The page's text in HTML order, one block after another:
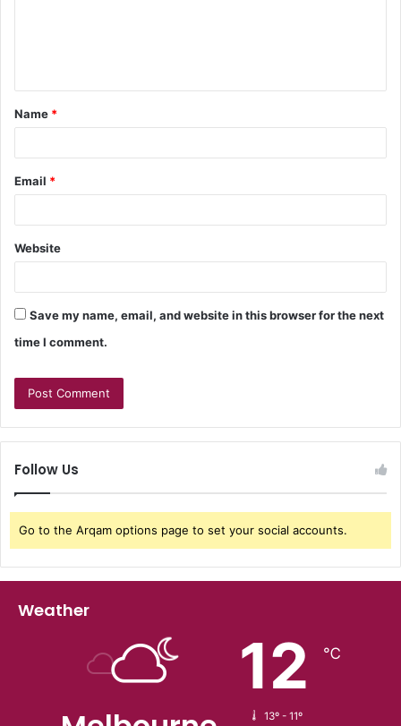
Name *
Email *
Website
Save my name, email, and website in this browser for the next
time I comment.
Follow Us
Go to the Arqam options page to set your social accounts.
Weather
12 ℃
13º - 11º